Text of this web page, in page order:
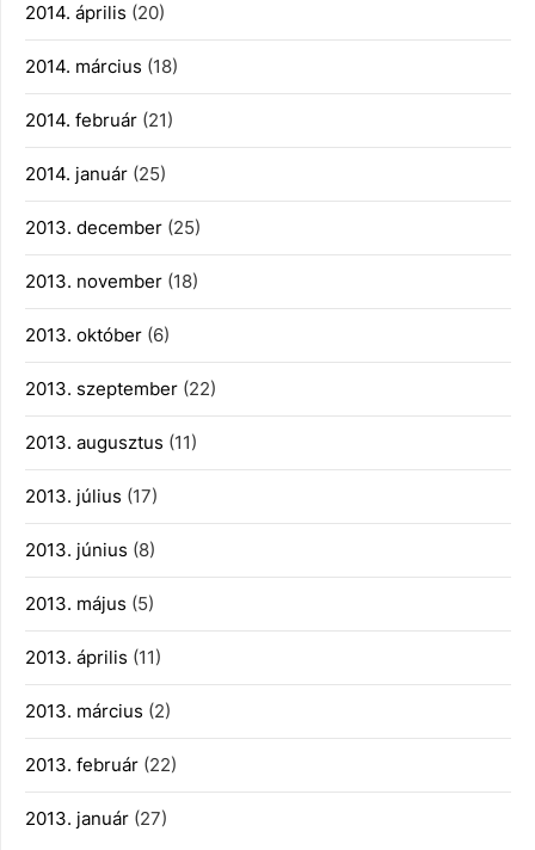
2014. április (20)
2014. március (18)
2014. február (21)
2014. január (25)
2013. december (25)
2013. november (18)
2013. október (6)
2013. szeptember (22)
2013. augusztus (11)
2013. július (17)
2013. június (8)
2013. május (5)
2013. április (11)
2013. március (2)
2013. február (22)
2013. január (27)